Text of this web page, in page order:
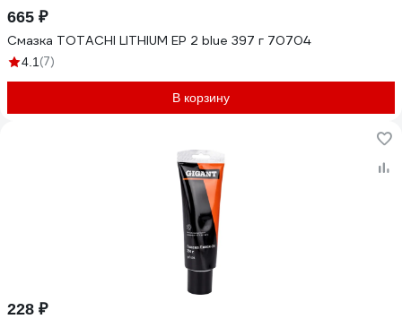
665 ₽
Смазка TOTACHI LITHIUM EP 2 blue 397 г 70704
4.1 (7)
В корзину
228 ₽